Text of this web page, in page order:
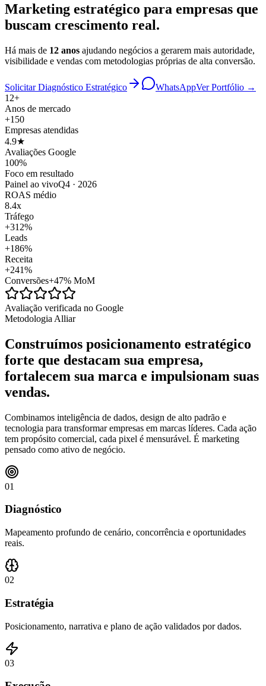
Marketing estratégico para empresas que
buscam crescimento real.
Há mais de 12 anos ajudando negócios a gerarem mais autoridade,
visibilidade e vendas com metodologias próprias de alta conversão.
Solicitar Diagnóstico Estratégico WhatsAppVer Portfólio →
12+
Anos de mercado
+150
Empresas atendidas
4.9★
Avaliações Google
100%
Foco em resultado
Painel ao vivoQ4 · 2026
ROAS médio
8.4x
Tráfego
+312%
Leads
+186%
Receita
+241%
Conversões+47% MoM
Avaliação verificada no Google
Metodologia Alliar
Construímos posicionamento estratégico
forte que destacam sua empresa,
fortalecem sua marca e impulsionam suas
vendas.
Combinamos inteligência de dados, design de alto padrão e
tecnologia para transformar empresas em marcas líderes. Cada ação
tem propósito comercial, cada pixel é mensurável. É marketing
pensado como ativo de negócio.
01
Diagnóstico
Mapeamento profundo de cenário, concorrência e oportunidades
reais.
02
Estratégia
Posicionamento, narrativa e plano de ação validados por dados.
03